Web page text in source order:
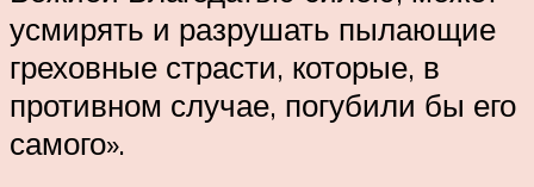
усмирять и разрушать пылающие
греховные страсти, которые, в
противном случае, погубили бы его
самого».